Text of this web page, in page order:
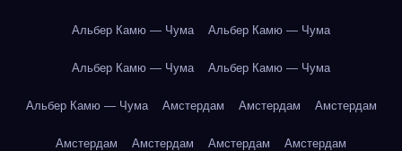
Альбер Камю — Чума Альбер Камю — Чума
Альбер Камю — Чума Альбер Камю — Чума
Альбер Камю — Чума Амстердам Амстердам Амстердам
Амстердам Амстердам Амстердам Амстердам